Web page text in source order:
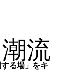
流
る場」をキ